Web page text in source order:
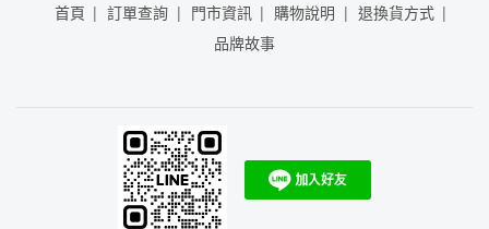
首頁 訂單查詢 門市資訊 購物說明
退換貨方式
品牌故事